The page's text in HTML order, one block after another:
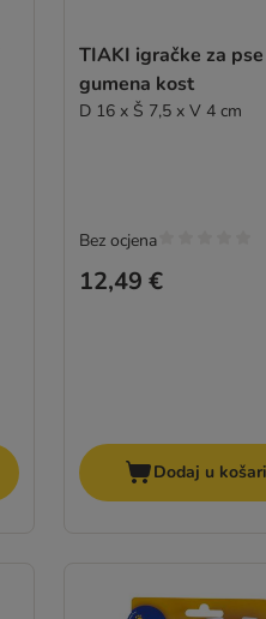
TIAKI igračke za pse
gumena kost
D 16 x Š 7,5 x V 4 cm
12,49 €
Bez ocjena
Dodaj u